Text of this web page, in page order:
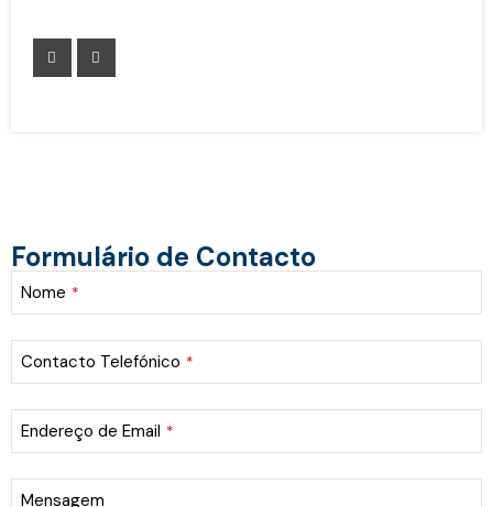
Formulário de Contacto
Nome *
Contacto Telefónico *
Endereço de Email *
Mensagem